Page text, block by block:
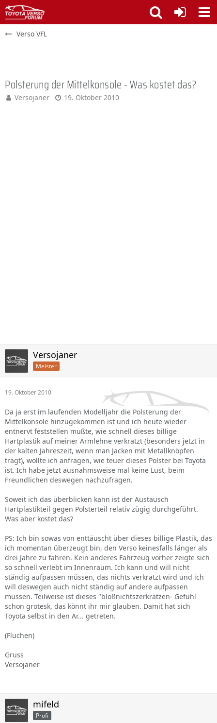
Verso VFL
Polsterung der Mittelkonsole - Was kostet das?
Versojaner 19. Oktober 2010
Versojaner
Meister
19. Oktober 2010
Da ja erst im laufenden Modelljahr die Polsterung der
Mittelkonsole hinzugekommen ist und ich heute wieder
entnervt feststellen mußte, wie schnell dieses billige
Hartplastik auf meiner Armlehne verkratzt (besonders jetzt in
der kalten Jahreszeit, wenn man Jacken mit Metallknöpfen
trägt), wollte ich anfragen, wie teuer dieses Polster bei Toyota
ist. Ich habe jetzt ausnahmsweise mal keine Lust, beim
Freundlichen deswegen nachzufragen.
Soweit ich das überblicken kann ist der Austausch
Hartplastikteil gegen Polsterteil relativ zügig durchgeführt.
Was aber kostet das?
PS: Ich bin sowas von enttäuscht über dieses billige Plastik, das
ich momentan überzeugt bin, den Verso keinesfalls länger als
drei Jahre zu fahren. Kein anderes Fahrzeug vorher zeigte sich
so schnell verlebt im Innenraum. Ich kann und will nicht
ständig aufpassen müssen, das nichts verkratzt wird und ich
will deswegen auch nicht ständig auf andere aufpassen
müssen. Teilweise ist dieses "bloßnichtszerkratzen- Gefühl
schon grotesk, das könnt ihr mir glauben. Damit hat sich
Toyota selbst in den Ar... getreten.
(Fluchen)
Gruss
Versojaner
mifeld
Profi